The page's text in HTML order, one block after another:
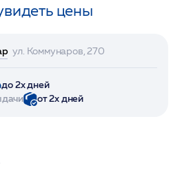
цены
ул. Коммунаров, 270
до 2х дней
от 2х дней